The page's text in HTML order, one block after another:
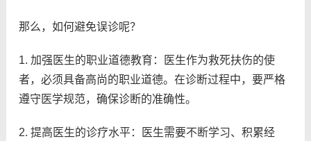
那么，如何避免误诊呢？
1. 加强医生的职业道德教育：医生作为救死扶伤的使
者，必须具备高尚的职业道德。在诊断过程中，要严格
遵守医学规范，确保诊断的准确性。
2. 提高医生的诊疗水平：医生需要不断学习、积累经